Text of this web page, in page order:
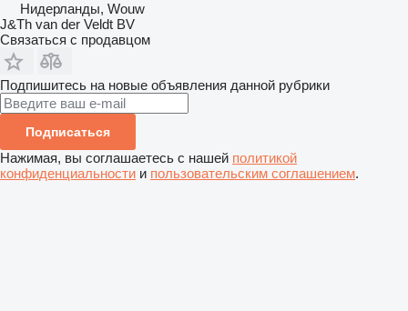
Нидерланды, Wouw
J&Th van der Veldt BV
Связаться с продавцом
Подпишитесь на новые объявления данной рубрики
Подписаться
Нажимая, вы соглашаетесь с нашей политикой
конфиденциальности и пользовательским соглашением.